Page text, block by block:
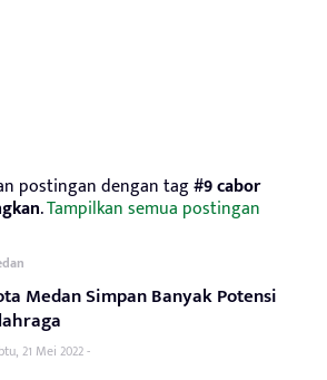
postingan dengan tag#9 cabor
.Tampilkan semua postingan
Medan Simpan Banyak Potensi
21 Mei 2022 -